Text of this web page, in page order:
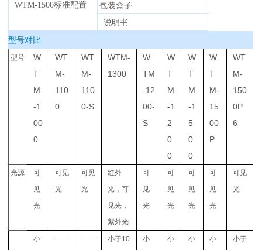
WTM-1500标准配置
包装盒子
说明书
型号对比
型号
W
T
M
-1
00
0‍
WT
M-
110
0‍
WT
M-
110
0-S
WTM-
1300
W
TM
-12
00-
S
W
T
M
-1
2
0
0
W
T
M
-1
5
0
0
W
T
M-
15
00
P
WT
M-
150
0P
6‍
光源
可
见
光
可见
光
可见
光
红外
光，可
见光，
紫外光
可
见
光
可
见
光
可
见
光
可
见
光
可见
光
小
—— ——
小于10
小
小
小
小
小于